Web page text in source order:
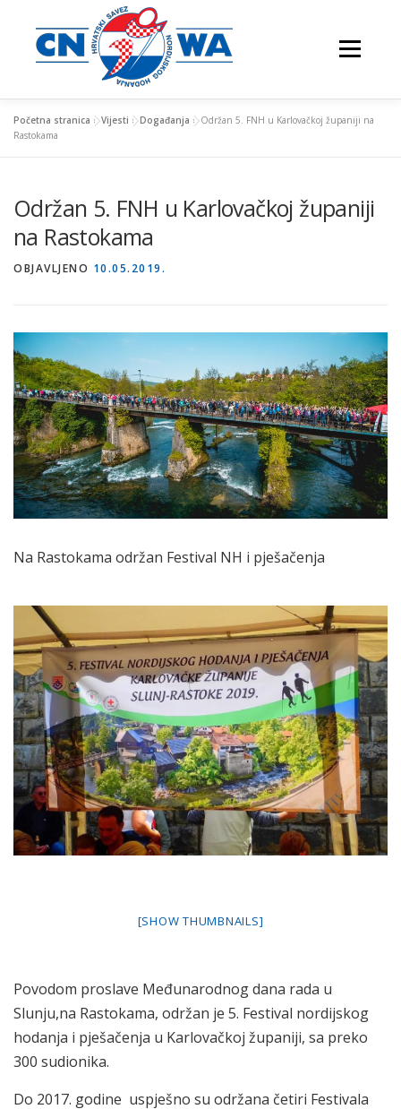
sadržaj
Izbornik
VJEŽBAJTE S NAMA
NORDIJSKO HODANJE
Početna stranica »Vijesti »Događanja »Održan 5. FNH u Karlovačkoj županiji na
Rastokama
Održan 5. FNH u Karlovačkoj županiji
na Rastokama
OBJAVLJENO 10.05.2019.
Na Rastokama održan Festival NH i pješačenja
[SHOW THUMBNAILS]
Povodom proslave Međunarodnog dana rada u
Slunju,na Rastokama, održan je 5. Festival nordijskog
hodanja i pješačenja u Karlovačkoj županiji, sa preko
300 sudionika.
Do 2017. godine uspješno su održana četiri Festivala